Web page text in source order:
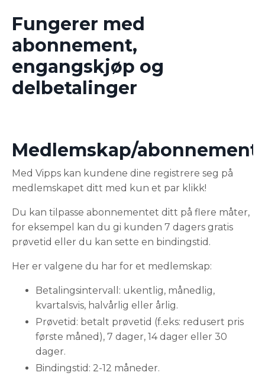
Fungerer med
abonnement,
engangskjøp og
delbetalinger
Medlemskap/abonnement
Med Vipps kan kundene dine registrere seg på
medlemskapet ditt med kun et par klikk!
Du kan tilpasse abonnementet ditt på flere måter,
for eksempel kan du gi kunden 7 dagers gratis
prøvetid eller du kan sette en bindingstid.
Her er valgene du har for et medlemskap:
Betalingsintervall: ukentlig, månedlig,
kvartalsvis, halvårlig eller årlig.
Prøvetid: betalt prøvetid (f.eks: redusert pris
første måned), 7 dager, 14 dager eller 30
dager.
Bindingstid: 2-12 måneder.